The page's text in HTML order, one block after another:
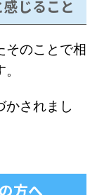
じること
そのことで相
かされまし
方へ